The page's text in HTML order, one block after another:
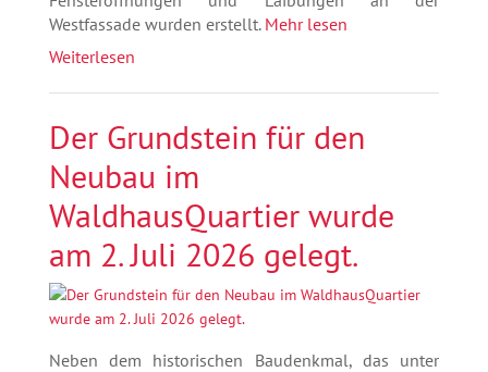
Westfassade wurden erstellt. Mehr lesen
Weiterlesen
Der Grundstein für den
Neubau im
WaldhausQuartier wurde
am 2. Juli 2026 gelegt.
Neben dem historischen Baudenkmal, das unter